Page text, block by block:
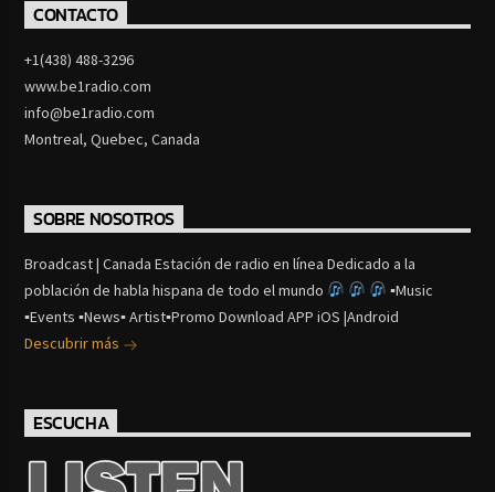
CONTACTO
+1(438) 488-3296
www.be1radio.com
info@be1radio.com
Montreal, Quebec, Canada
SOBRE NOSOTROS
Broadcast | Canada Estación de radio en línea Dedicado a la
población de habla hispana de todo el mundo
▪Music
▪Events ▪News▪ Artist▪Promo Download APP iOS |Android
Descubrir más
ESCUCHA